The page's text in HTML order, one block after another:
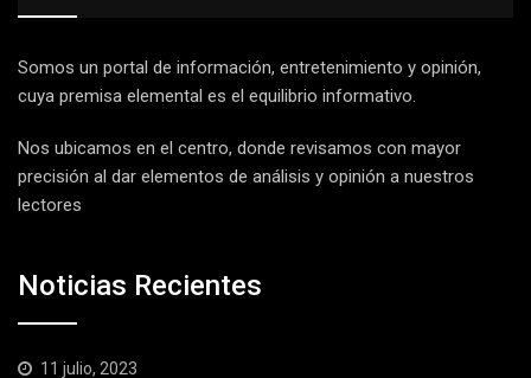
Somos un portal de información, entretenimiento y opinión,
cuya premisa elemental es el equilibrio informativo.
Nos ubicamos en el centro, donde revisamos con mayor
precisión al dar elementos de análisis y opinión a nuestros
lectores
Noticias Recientes
11 julio, 2023